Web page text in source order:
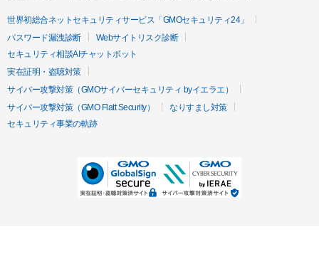
世界初総合ネットセキュリティサービス「GMOセキュリティ24」
パスワード漏洩診断
Webサイトリスク診断
セキュリティ相談AIチャットボット
実在証明・盗聴対策
サイバー攻撃対策（GMOサイバーセキュリティ byイエラエ）
サイバー攻撃対策（GMO Flatt Security）
なりすまし対策
セキュリティ事業の軌跡